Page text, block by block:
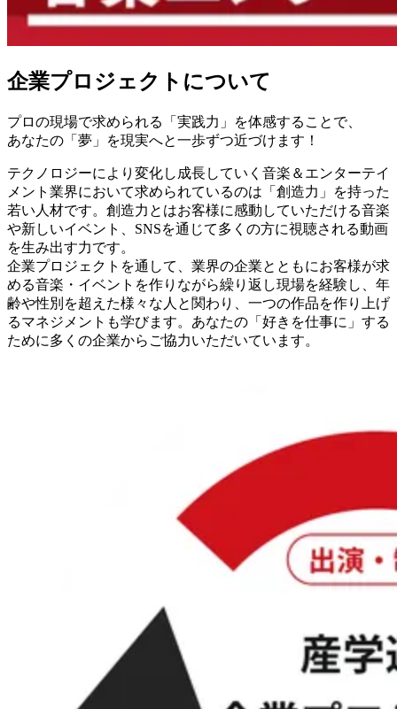
企業プロジェクトについて
プロの現場で求められる「実践力」を体感することで、
あなたの「夢」を現実へと一歩ずつ近づけます！
テクノロジーにより変化し成長していく音楽＆エンターテイ
メント業界において求められているのは「創造力」を持った
若い人材です。創造力とはお客様に感動していただける音楽
や新しいイベント、SNSを通じて多くの方に視聴される動画
を生み出す力です。
企業プロジェクトを通して、業界の企業とともにお客様が求
める音楽・イベントを作りながら繰り返し現場を経験し、年
齢や性別を超えた様々な人と関わり、一つの作品を作り上げ
るマネジメントも学びます。あなたの「好きを仕事に」する
ために多くの企業からご協力いただいています。